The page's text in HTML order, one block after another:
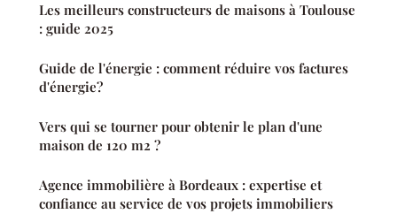
Les meilleurs constructeurs de maisons à Toulouse
: guide 2025
Guide de l'énergie : comment réduire vos factures
d'énergie?
Vers qui se tourner pour obtenir le plan d'une
maison de 120 m2 ?
Agence immobilière à Bordeaux : expertise et
confiance au service de vos projets immobiliers